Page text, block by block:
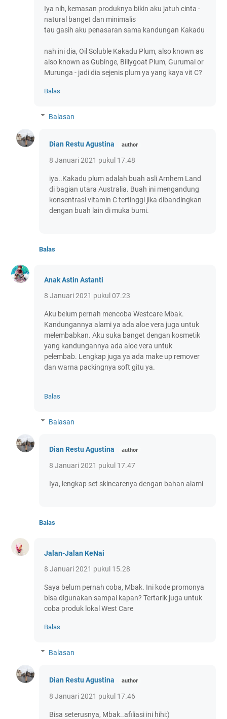
Iya nih, kemasan produknya bikin aku jatuh cinta -
natural banget dan minimalis
tau gasih aku penasaran sama kandungan Kakadu
nah ini dia, Oil Soluble Kakadu Plum, also known as
also known as Gubinge, Billygoat Plum, Gurumal or
Murunga - jadi dia sejenis plum ya yang kaya vit C?
Balas
Balasan
Dian Restu Agustina
8 Januari 2021 pukul 17.48
iya..Kakadu plum adalah buah asli Arnhem Land
di bagian utara Australia. Buah ini mengandung
konsentrasi vitamin C tertinggi jika dibandingkan
dengan buah lain di muka bumi.
Balas
Anak Astin Astanti
8 Januari 2021 pukul 07.23
Aku belum pernah mencoba Westcare Mbak.
Kandungannya alami ya ada aloe vera juga untuk
melembabkan. Aku suka banget dengan kosmetik
yang kandungannya ada aloe vera untuk
pelembab. Lengkap juga ya ada make up remover
dan warna packingnya soft gitu ya.
Balas
Balasan
Dian Restu Agustina
8 Januari 2021 pukul 17.47
Iya, lengkap set skincarenya dengan bahan alami
Balas
Jalan-Jalan KeNai
8 Januari 2021 pukul 15.28
Saya belum pernah coba, Mbak. Ini kode promonya
bisa digunakan sampai kapan? Tertarik juga untuk
coba produk lokal West Care
Balas
Balasan
Dian Restu Agustina
8 Januari 2021 pukul 17.46
Bisa seterusnya, Mbak..afiliasi ini hihi:)